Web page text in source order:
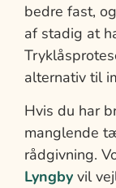
bedre fast,
af stadig at
alternativ til
Hvis du har
manglende
rådgivning.
Lyngby vil